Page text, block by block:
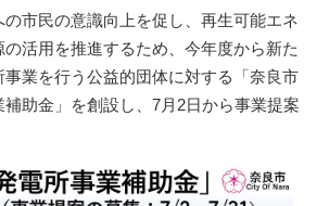
市民の意識向上を促し、再生可能エネ
活用を推進するため、今年度から新た
業を行う公益的団体に対する「奈良市
助金」を創設し、7月2日から事業提案